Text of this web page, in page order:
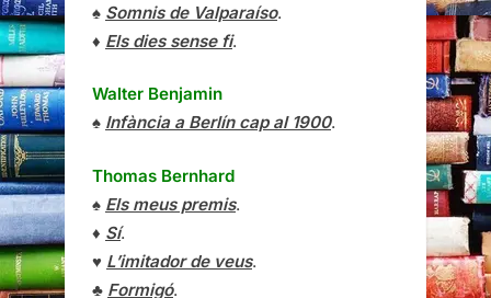
♠ Somnis de Valparaíso.
♦ Els dies sense fi.
Walter Benjamin
♠ Infància a Berlín cap al 1900.
Thomas Bernhard
♠ Els meus premis.
♦ Sí.
♥ L’imitador de veus.
♣ Formigó.